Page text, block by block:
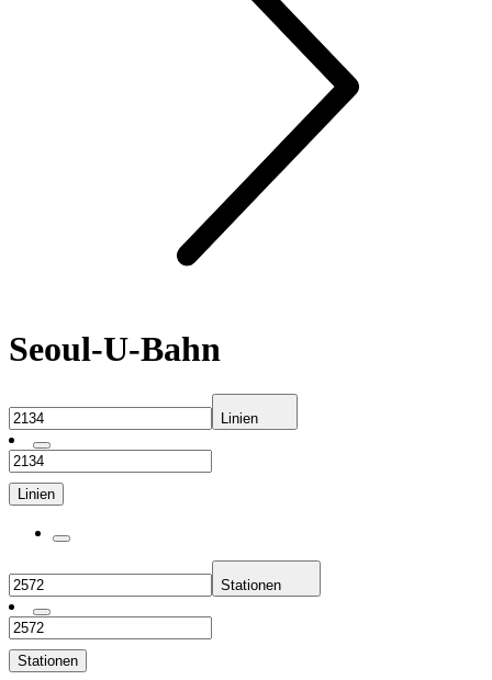
Seoul-U-Bahn
Linien
Linien
Stationen
Stationen